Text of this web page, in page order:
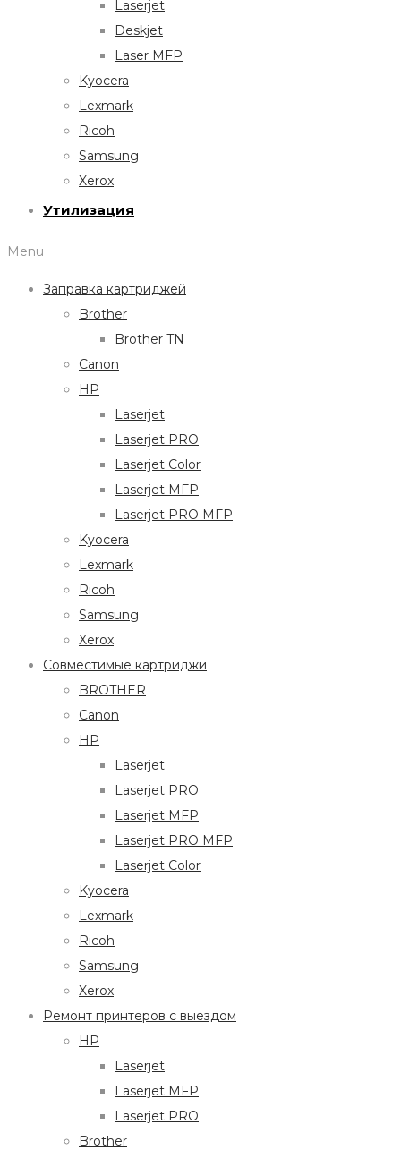
Laserjet
Deskjet
Laser MFP
Kyocera
Lexmark
Ricoh
Samsung
Xerox
Утилизация
Menu
Заправка картриджей
Brother
Brother TN
Canon
HP
Laserjet
Laserjet PRO
Laserjet Color
Laserjet MFP
Laserjet PRO MFP
Kyocera
Lexmark
Ricoh
Samsung
Xerox
Совместимые картриджи
BROTHER
Canon
HP
Laserjet
Laserjet PRO
Laserjet MFP
Laserjet PRO MFP
Laserjet Color
Kyocera
Lexmark
Ricoh
Samsung
Xerox
Ремонт принтеров с выездом
HP
Laserjet
Laserjet MFP
Laserjet PRO
Brother